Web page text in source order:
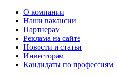
О компании
Наши вакансии
Партнерам
Реклама на сайте
Новости и статьи
Инвесторам
Кандидаты по профессиям